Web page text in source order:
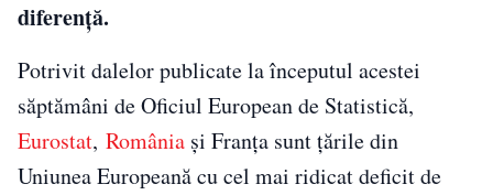
diferență.
Potrivit dalelor publicate la începutul acestei
săptămâni de Oficiul European de Statistică,
Eurostat, România și Franța sunt țările din
Uniunea Europeană cu cel mai ridicat deficit de